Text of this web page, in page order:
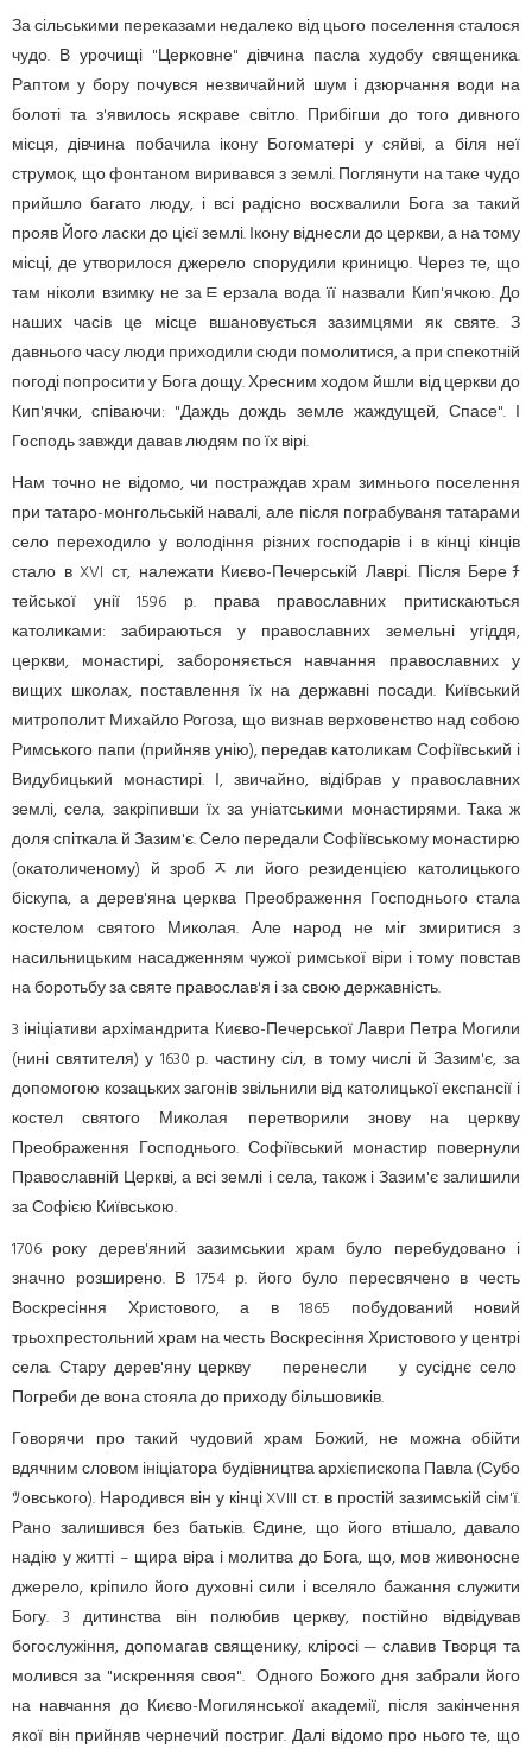
За сільськими переказами недалеко від цього поселення сталося
чудо. В урочищі "Церковне" дівчина пасла худобу священика.
Раптом у бору почувся незвичайний шум і дзюрчання води на
болоті та з'явилось яскраве світло. Прибігши до того дивного
місця, дівчина побачила ікону Богоматері у сяйві, а біля неї
струмок, що фонтаном виривався з землі. Поглянути на таке чудо
прийшло багато люду, і всі радісно восхвалили Бога за такий
прояв Його ласки до цієї землі. Ікону віднесли до церкви, а на тому
місці, де утворилося джерело спорудили криницю. Через те, що
там ніколи взимку не заﾼерзала вода її назвали Кип'ячкою. До
наших часів це місце вшановується зазимцями як святе. З
давнього часу люди приходили сюди помолитися, а при спекотній
погоді попросити у Бога дощу. Хресним ходом йшли від церкви до
Кип'ячки, співаючи: "Даждь дождь земле жаждущей, Спасе". І
Господь завжди давав людям по їх вірі.
Нам точно не відомо, чи постраждав храм зимнього поселення
при татаро-монгольській навалі, але після пограбуваня татарами
село переходило у володіння різних господарів і в кінці кінців
стало в XVI ст, належати Києво-Печерській Лаврі. Після Береﾁ
тейської унії 1596 р. права православних притискаються
католиками: забираються у православних земельні угіддя,
церкви, монастирі, забороняється навчання православних у
вищих школах, поставлення їх на державні посади. Київський
митрополит Михайло Рогоза, що визнав верховенство над собою
Римського папи (прийняв унію), передав католикам Софіївський і
Видубицький монастирі. І, звичайно, відібрав у православних
землі, села, закріпивши їх за уніатськими монастирями. Така ж
доля спіткала й Зазим'є. Село передали Софіївському монасти­рю
(окатоличеному) й зробﾸли його резиденцією католицького
біскупа, а дерев'яна церква Преображення Господнього ста­ла
костелом святого Миколая. Але народ не міг змиритися з
насильницьким насадженням чужої римської віри і тому повстав
на боротьбу за святе православ'я і за свою держав­ність.
3 ініціативи архімандрита Києво-Печерської Лаври Петра Могили
(нині святителя) у 1630 р. частину сіл, в тому числі й Зазим'є, за
допомогою козацьких загонів звільнили від католицької експансії і
костел святого Миколая перетворили знову на церкву
Преображення Господнього. Софіївський монастир повернули
Православній Церкві, а всі землі і села, також і Зазим'є залишили
за Софією Київською.
1706 року дерев'яний зазимськии храм було перебудовано і
значно розширено. В 1754 р. його було пересвячено в честь
Воскресіння Христового, а в 1865 побудований новий
трьохпрестольний храм на честь Воскресіння Христового у центрі
села. Стару дерев'яну церкву перенесли у сусіднє село
Погреби де вона стояла до приходу більшовиків.
Говорячи про такий чудовий храм Божий, не можна обійти
вдячним словом ініціатора будівництва архієпископа Павла (Субо
ﾂовського). Народився він у кінці XVIII ст. в простій зазимській сім'ї.
Рано залишився без батьків. Єдине, що його втішало, давало
надію у житті – щира віра і молитва до Бога, що, мов живоносне
джерело, кріпило його духовні сили і вселяло бажання служити
Богу. 3 дитинства він полюбив церкву, постійно відвідував
богослужіння, допома­гав священику, кліросі — славив Творця та
молився за "искренняя своя". Одного Божого дня забрали його
на навчання до Києво-Могилянської академії, після закінчення
якої він прийняв чернечий постриг. Далі відомо про нього те, що